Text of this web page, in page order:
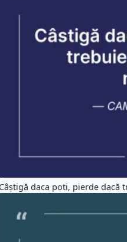
Câștigă daca poti, pierde dacă